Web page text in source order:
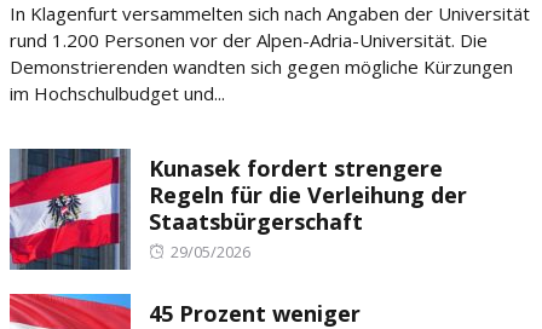
In Klagenfurt versammelten sich nach Angaben der Universität
rund 1.200 Personen vor der Alpen-Adria-Universität. Die
Demonstrierenden wandten sich gegen mögliche Kürzungen
im Hochschulbudget und...
Kunasek fordert strengere
Regeln für die Verleihung der
Staatsbürgerschaft
Posted
29/05/2026
45 Prozent weniger